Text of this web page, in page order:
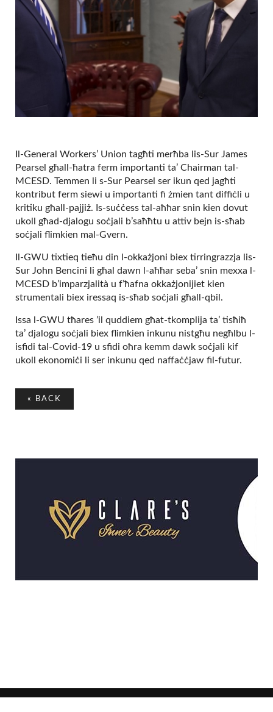
Il-General Workers’ Union tagħti merħba lis-Sur James
Pearsel għall-ħatra ferm importanti ta’ Chairman tal-
MCESD. Temmen li s-Sur Pearsel ser ikun qed jagħti
kontribut ferm siewi u importanti fi żmien tant diffiċli u
kritiku għall-pajjiż. Is-suċċess tal-aħħar snin kien dovut
ukoll għad-djalogu soċjali b’saħħtu u attiv bejn is-sħab
soċjali flimkien mal-Gvern.
Il-GWU tixtieq tieħu din l-okkażjoni biex tirringrazzja lis-
Sur John Bencini li għal dawn l-aħħar seba’ snin mexxa l-
MCESD b’imparzjalità u f’ħafna okkażjonijiet kien
strumentali biex iressaq is-sħab soċjali għall-qbil.
Issa l-GWU tħares ʼil quddiem għat-tkomplija ta’ tisħiħ
ta’ djalogu soċjali biex flimkien inkunu nistgħu negħlbu l-
isfidi tal-Covid-19 u sfidi oħra kemm dawk soċjali kif
ukoll ekonomiċi li ser inkunu qed naffaċċjaw fil-futur.
« BACK